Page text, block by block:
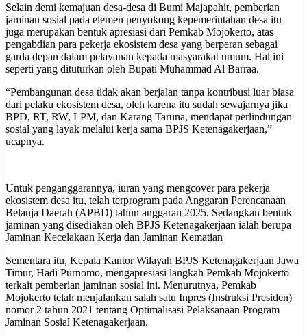
Selain demi kemajuan desa-desa di Bumi Majapahit, pemberian
jaminan sosial pada elemen penyokong kepemerintahan desa itu
juga merupakan bentuk apresiasi dari Pemkab Mojokerto, atas
pengabdian para pekerja ekosistem desa yang berperan sebagai
garda depan dalam pelayanan kepada masyarakat umum. Hal ini
seperti yang dituturkan oleh Bupati Muhammad Al Barraa.
“Pembangunan desa tidak akan berjalan tanpa kontribusi luar biasa
dari pelaku ekosistem desa, oleh karena itu sudah sewajarnya jika
BPD, RT, RW, LPM, dan Karang Taruna, mendapat perlindungan
sosial yang layak melalui kerja sama BPJS Ketenagakerjaan,”
ucapnya.
Untuk penganggarannya, iuran yang mengcover para pekerja
ekosistem desa itu, telah terprogram pada Anggaran Perencanaan
Belanja Daerah (APBD) tahun anggaran 2025. Sedangkan bentuk
jaminan yang disediakan oleh BPJS Ketenagakerjaan ialah berupa
Jaminan Kecelakaan Kerja dan Jaminan Kematian
Sementara itu, Kepala Kantor Wilayah BPJS Ketenagakerjaan Jawa
Timur, Hadi Purnomo, mengapresiasi langkah Pemkab Mojokerto
terkait pemberian jaminan sosial ini. Menurutnya, Pemkab
Mojokerto telah menjalankan salah satu Inpres (Instruksi Presiden)
nomor 2 tahun 2021 tentang Optimalisasi Pelaksanaan Program
Jaminan Sosial Ketenagakerjaan.